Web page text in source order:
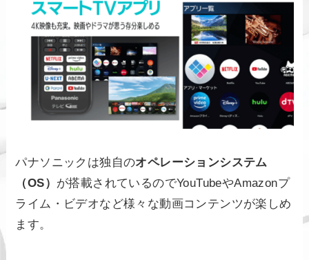
パナソニックは独自のオペレーションシステム
（OS） が搭載されているのでYouTubeやAmazonプ
ライム・ビデオなど様々な動画コンテンツが楽しめ
ます。